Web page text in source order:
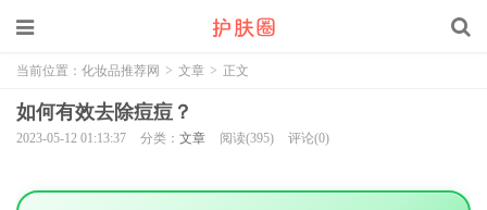
当前位置： 化妆品推荐网 > 文章 > 正文
如何有效去除痘痘？
2023-05-12 01:13:37 分类： 文章 阅读(395) 评论(0)